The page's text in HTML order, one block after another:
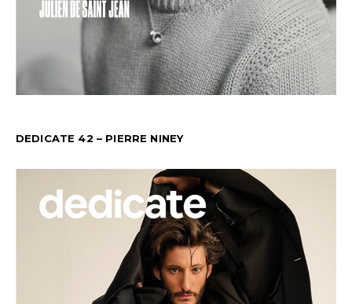
DEDICATE 42 – PIERRE NINEY